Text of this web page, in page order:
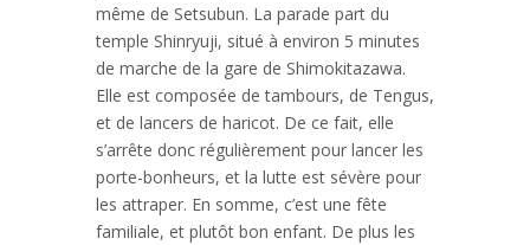
même de Setsubun. La parade part du
temple Shinryuji, situé à environ 5 minutes
de marche de la gare de Shimokitazawa.
Elle est composée de tambours, de Tengus,
et de lancers de haricot. De ce fait, elle
s’arrête donc régulièrement pour lancer les
porte-bonheurs, et la lutte est sévère pour
les attraper. En somme, c’est une fête
familiale, et plutôt bon enfant. De plus les